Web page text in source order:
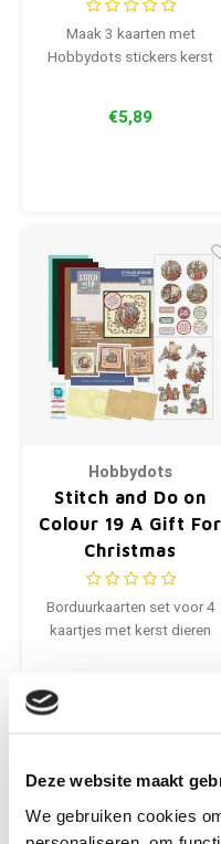
Deze website maakt
We gebruiken cookies
Maak 3 kaarten met
Hobbydots stickers kerst
€5,89
Hobbydots
Stitch and Do on
Colour 19 A Gift For
Christmas
Borduurkaarten set voor 4
kaartjes met kerst dieren